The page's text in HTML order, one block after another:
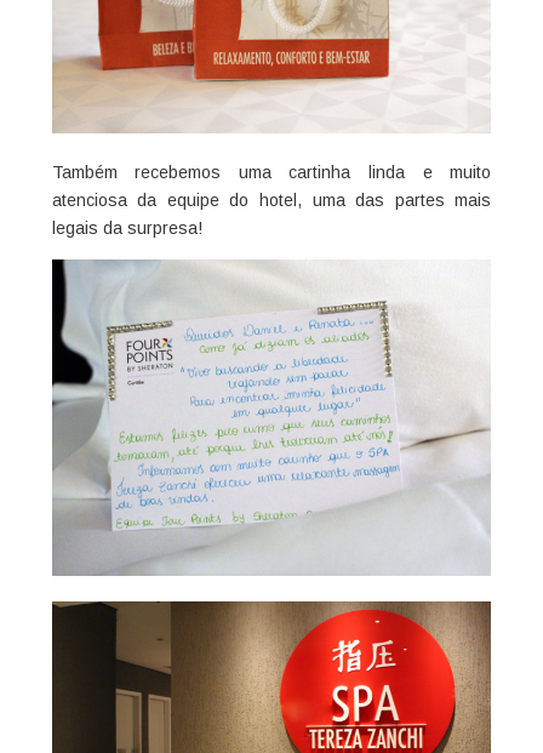
Também recebemos uma cartinha linda e muito
atenciosa da equipe do hotel, uma das partes mais
legais da surpresa!